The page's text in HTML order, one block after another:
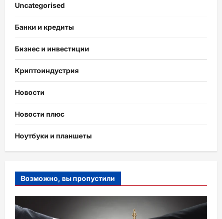
Uncategorised
Банки и кредиты
Бизнес и инвестиции
Криптоиндустрия
Новости
Новости плюс
Ноутбуки и планшеты
Возможно, вы пропустили